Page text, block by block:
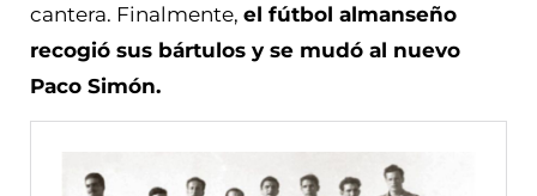
cantera. Finalmente, el fútbol almanseño
recogió sus bártulos y se mudó al nuevo
Paco Simón.